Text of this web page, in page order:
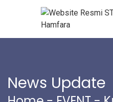
News Update